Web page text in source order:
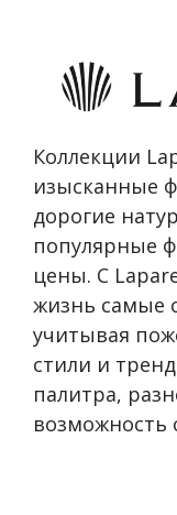
Коллекции
изысканные
дорогие
популярные
цены. С
жизнь самые
учитывая
стили и
палитра,
возможность